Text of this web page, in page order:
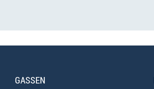
GASSEN